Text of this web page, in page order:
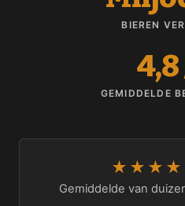
BIEREN
4,8
GEMIDDELDE
Gemiddelde van